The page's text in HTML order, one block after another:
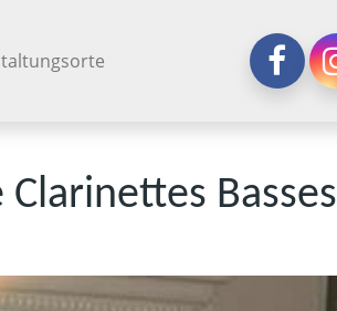
Basses